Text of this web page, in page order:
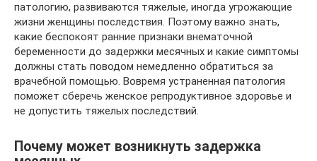
патологию, развиваются тяжелые, иногда угрожающие
жизни женщины последствия. Поэтому важно знать,
какие беспокоят ранние признаки внематочной
беременности до задержки месячных и какие симптомы
должны стать поводом немедленно обратиться за
врачебной помощью. Вовремя устраненная патология
поможет сберечь женское репродуктивное здоровье и
не допустить тяжелых последствий.
Почему может возникнуть задержка